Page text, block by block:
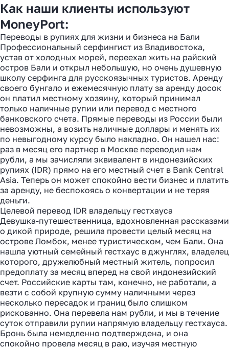
Как наши клиенты используют
MoneyPort:
Переводы в рупиях для жизни и бизнеса на Бали
Профессиональный серфингист из Владивостока,
устав от холодных морей, переехал жить на райский
остров Бали и открыл небольшую, но очень душевную
школу серфинга для русскоязычных туристов. Аренду
своего бунгало и ежемесячную плату за аренду досок
он платил местному хозяину, который принимал
только наличные рупии или перевод с местного
банковского счета. Прямые переводы из России были
невозможны, а возить наличные доллары и менять их
по невыгодному курсу было накладно. Он нашел нас:
раз в месяц его партнер в Москве переводил нам
рубли, а мы зачисляли эквивалент в индонезийских
рупиях (IDR) прямо на его местный счет в Bank Central
Asia. Теперь он может спокойно вести бизнес и платить
за аренду, не беспокоясь о конвертации и не теряя
деньги.
Целевой перевод IDR владельцу гестхауса
Девушка-путешественница, вдохновленная рассказами
о дикой природе, решила провести целый месяц на
острове Ломбок, менее туристическом, чем Бали. Она
нашла уютный семейный гестхаус в джунглях, владелец
которого, дружелюбный местный житель, попросил
предоплату за месяц вперед на свой индонезийский
счет. Российские карты там, конечно, не работали, а
везти с собой крупную сумму наличными через
несколько пересадок и границ было слишком
рискованно. Она перевела нам рубли, и мы в течение
суток отправили рупии напрямую владельцу гестхауса.
Бронь была немедленно подтверждена, и она
спокойно провела месяц в раю, изучая местную